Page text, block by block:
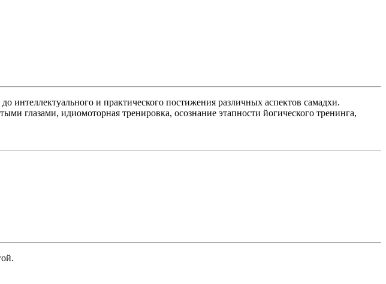
интеллектуального и практического постижения различных аспектов самадхи.
глазами, идиомоторная тренировка, осознание этапности йогического тренинга,